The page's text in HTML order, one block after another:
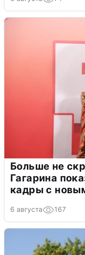
Больше не
Гагарина
кадры с
6 августа 167